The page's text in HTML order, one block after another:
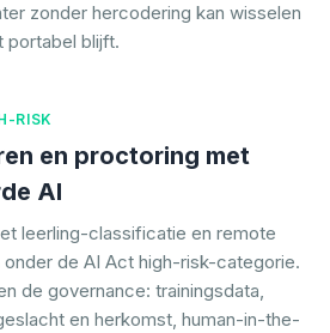
zonder hercodering kan wisselen
portabel blijft.
RISK
en proctoring met
AI
leerling-classificatie en remote
de AI Act high-risk-categorie.
de governance: trainingsdata,
en herkomst, human-in-the-